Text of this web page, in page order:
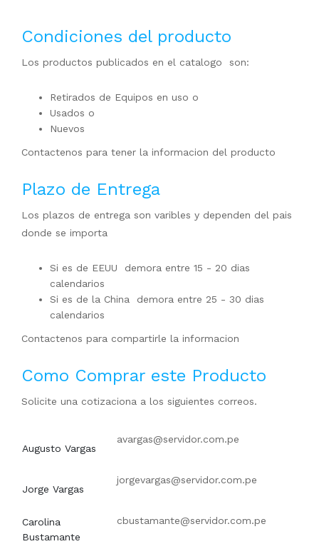
Condiciones del producto
Los productos publicados en el catalogo son:
Retirados de Equipos en uso o
Usados o
Nuevos
Contactenos para tener la informacion del producto
Plazo de Entrega
Los plazos de entrega son varibles y dependen del pais
donde se importa
Si es de EEUU demora entre 15 - 20 dias
calendarios
Si es de la China demora entre 25 - 30 dias
calendarios
Contactenos para compartirle la informacion
Como Comprar este Producto
Solicite una cotizaciona a los siguientes correos.
Augusto Vargas
avargas@servidor.com.pe
Jorge Vargas
jorgevargas@servidor.com.pe
Carolina
Bustamante
cbustamante@servidor.com.pe